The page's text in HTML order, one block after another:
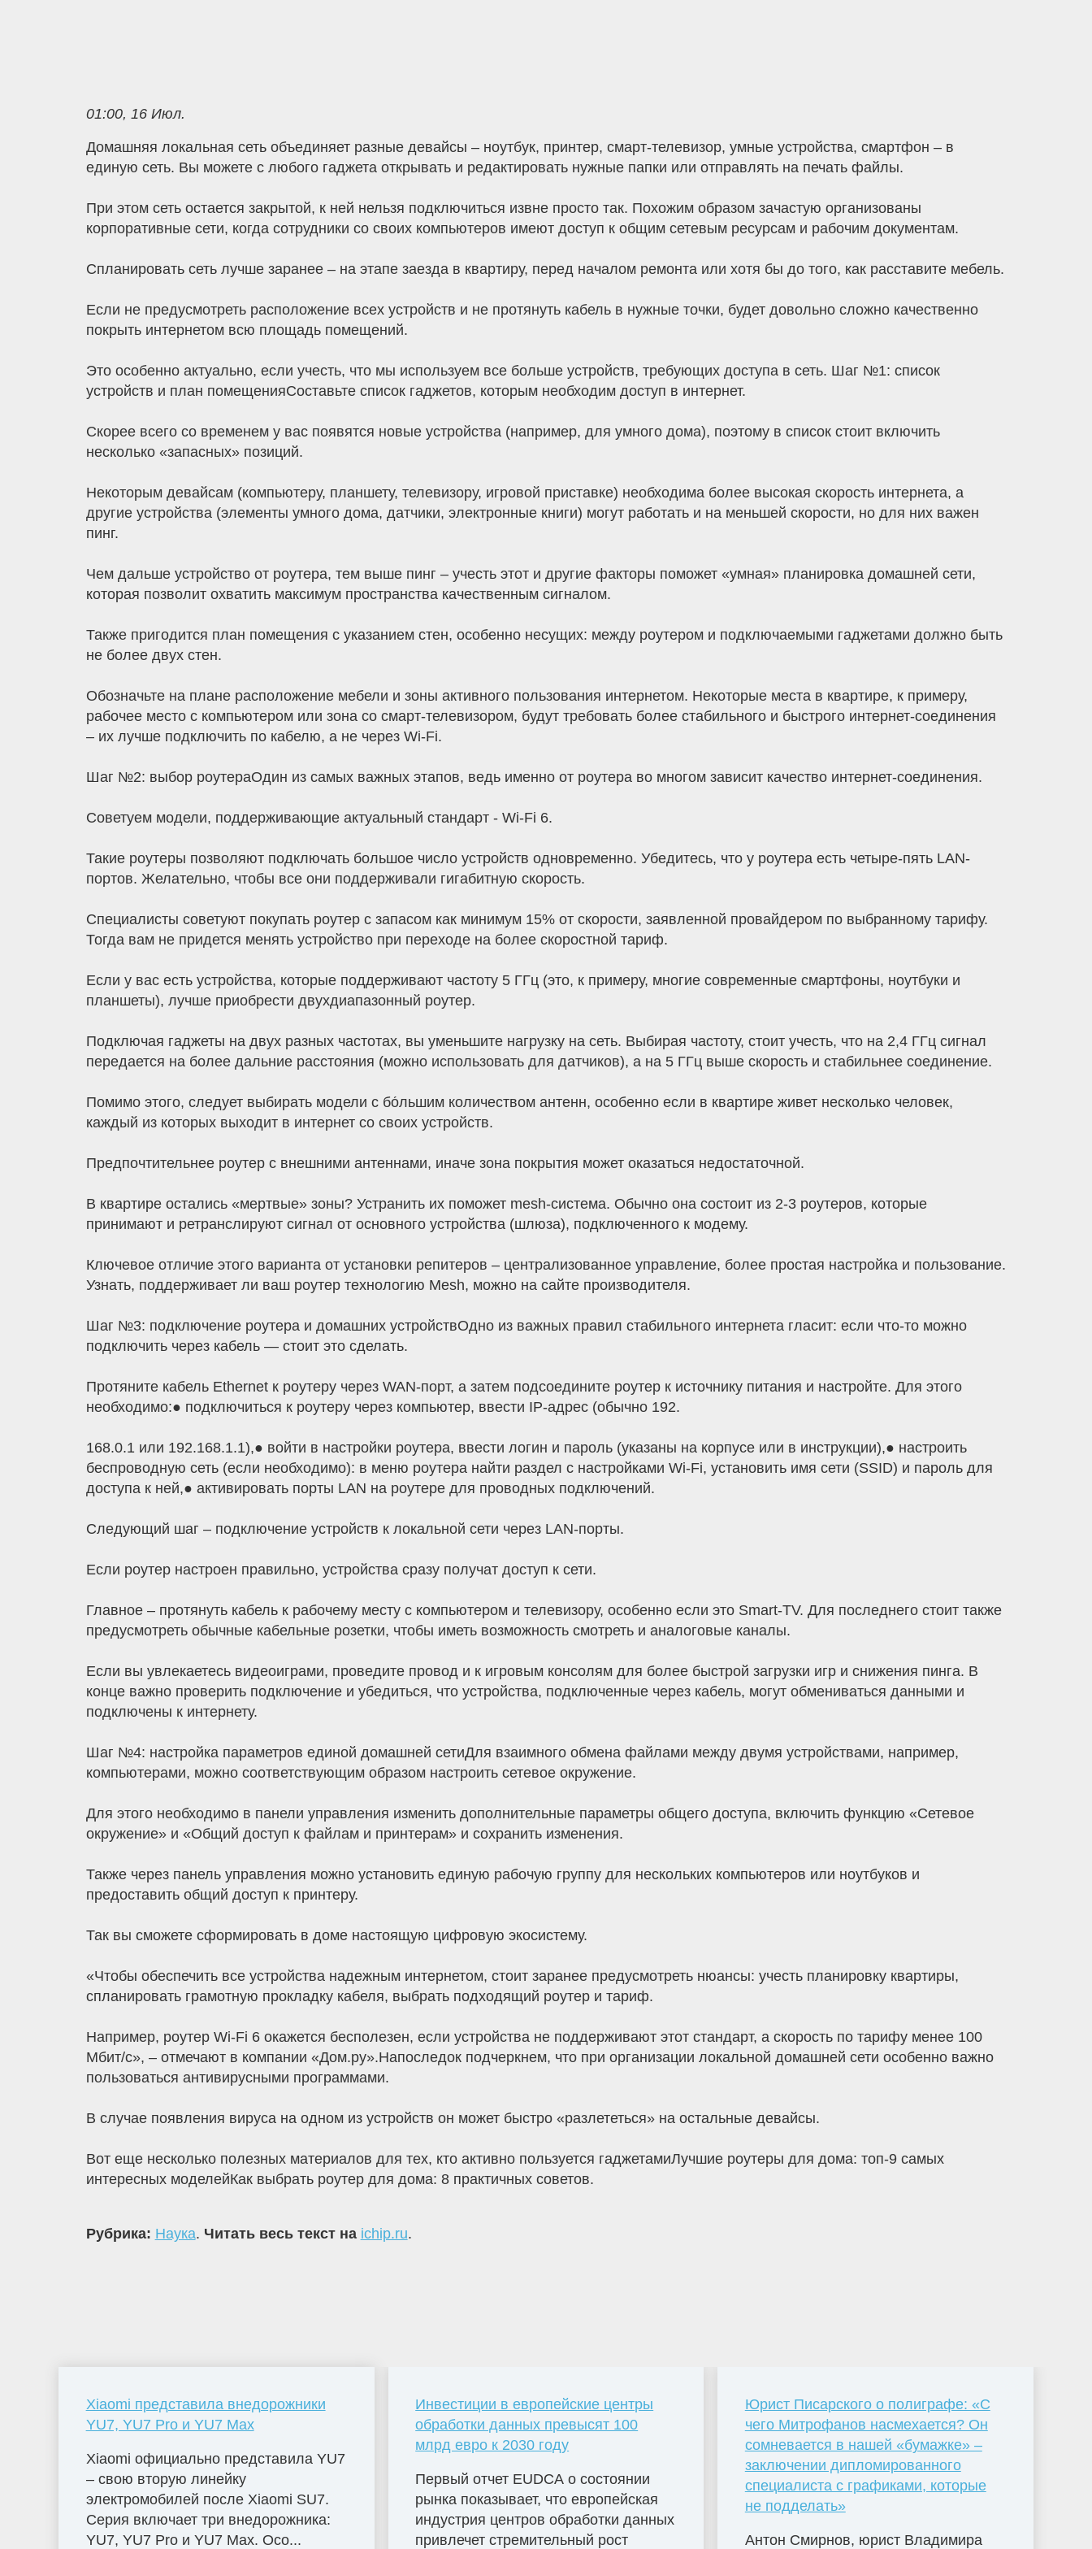
01:00, 16 Июл.
Домашняя локальная сеть объединяет разные девайсы – ноутбук, принтер, смарт-телевизор, умные устройства, смартфон – в
единую сеть. Вы можете с любого гаджета открывать и редактировать нужные папки или отправлять на печать файлы.
При этом сеть остается закрытой, к ней нельзя подключиться извне просто так. Похожим образом зачастую организованы
корпоративные сети, когда сотрудники со своих компьютеров имеют доступ к общим сетевым ресурсам и рабочим документам.
Спланировать сеть лучше заранее – на этапе заезда в квартиру, перед началом ремонта или хотя бы до того, как расставите мебель.
Если не предусмотреть расположение всех устройств и не протянуть кабель в нужные точки, будет довольно сложно качественно
покрыть интернетом всю площадь помещений.
Это особенно актуально, если учесть, что мы используем все больше устройств, требующих доступа в сеть. Шаг №1: список
устройств и план помещенияСоставьте список гаджетов, которым необходим доступ в интернет.
Скорее всего со временем у вас появятся новые устройства (например, для умного дома), поэтому в список стоит включить
несколько «запасных» позиций.
Некоторым девайсам (компьютеру, планшету, телевизору, игровой приставке) необходима более высокая скорость интернета, а
другие устройства (элементы умного дома, датчики, электронные книги) могут работать и на меньшей скорости, но для них важен
пинг.
Чем дальше устройство от роутера, тем выше пинг – учесть этот и другие факторы поможет «умная» планировка домашней сети,
которая позволит охватить максимум пространства качественным сигналом.
Также пригодится план помещения с указанием стен, особенно несущих: между роутером и подключаемыми гаджетами должно быть
не более двух стен.
Обозначьте на плане расположение мебели и зоны активного пользования интернетом. Некоторые места в квартире, к примеру,
рабочее место с компьютером или зона со смарт-телевизором, будут требовать более стабильного и быстрого интернет-соединения
– их лучше подключить по кабелю, а не через Wi-Fi.
Шаг №2: выбор роутераОдин из самых важных этапов, ведь именно от роутера во многом зависит качество интернет-соединения.
Советуем модели, поддерживающие актуальный стандарт - Wi-Fi 6.
Такие роутеры позволяют подключать большое число устройств одновременно. Убедитесь, что у роутера есть четыре-пять LAN-
портов. Желательно, чтобы все они поддерживали гигабитную скорость.
Специалисты советуют покупать роутер с запасом как минимум 15% от скорости, заявленной провайдером по выбранному тарифу.
Тогда вам не придется менять устройство при переходе на более скоростной тариф.
Если у вас есть устройства, которые поддерживают частоту 5 ГГц (это, к примеру, многие современные смартфоны, ноутбуки и
планшеты), лучше приобрести двухдиапазонный роутер.
Подключая гаджеты на двух разных частотах, вы уменьшите нагрузку на сеть. Выбирая частоту, стоит учесть, что на 2,4 ГГц сигнал
передается на более дальние расстояния (можно использовать для датчиков), а на 5 ГГц выше скорость и стабильнее соединение.
Помимо этого, следует выбирать модели с бо́льшим количеством антенн, особенно если в квартире живет несколько человек,
каждый из которых выходит в интернет со своих устройств.
Предпочтительнее роутер с внешними антеннами, иначе зона покрытия может оказаться недостаточной.
В квартире остались «мертвые» зоны? Устранить их поможет mesh-система. Обычно она состоит из 2-3 роутеров, которые
принимают и ретранслируют сигнал от основного устройства (шлюза), подключенного к модему.
Ключевое отличие этого варианта от установки репитеров – централизованное управление, более простая настройка и пользование.
Узнать, поддерживает ли ваш роутер технологию Mesh, можно на сайте производителя.
Шаг №3: подключение роутера и домашних устройствОдно из важных правил стабильного интернета гласит: если что-то можно
подключить через кабель — стоит это сделать.
Протяните кабель Ethernet к роутеру через WAN-порт, а затем подсоедините роутер к источнику питания и настройте. Для этого
необходимо:● подключиться к роутеру через компьютер, ввести IP-адрес (обычно 192.
168.0.1 или 192.168.1.1),● войти в настройки роутера, ввести логин и пароль (указаны на корпусе или в инструкции),● настроить
беспроводную сеть (если необходимо): в меню роутера найти раздел с настройками Wi-Fi, установить имя сети (SSID) и пароль для
доступа к ней,● активировать порты LAN на роутере для проводных подключений.
Следующий шаг – подключение устройств к локальной сети через LAN-порты.
Если роутер настроен правильно, устройства сразу получат доступ к сети.
Главное – протянуть кабель к рабочему месту с компьютером и телевизору, особенно если это Smart-TV. Для последнего стоит также
предусмотреть обычные кабельные розетки, чтобы иметь возможность смотреть и аналоговые каналы.
Если вы увлекаетесь видеоиграми, проведите провод и к игровым консолям для более быстрой загрузки игр и снижения пинга. В
конце важно проверить подключение и убедиться, что устройства, подключенные через кабель, могут обмениваться данными и
подключены к интернету.
Шаг №4: настройка параметров единой домашней сетиДля взаимного обмена файлами между двумя устройствами, например,
компьютерами, можно соответствующим образом настроить сетевое окружение.
Для этого необходимо в панели управления изменить дополнительные параметры общего доступа, включить функцию «Сетевое
окружение» и «Общий доступ к файлам и принтерам» и сохранить изменения.
Также через панель управления можно установить единую рабочую группу для нескольких компьютеров или ноутбуков и
предоставить общий доступ к принтеру.
Так вы сможете сформировать в доме настоящую цифровую экосистему.
«Чтобы обеспечить все устройства надежным интернетом, стоит заранее предусмотреть нюансы: учесть планировку квартиры,
спланировать грамотную прокладку кабеля, выбрать подходящий роутер и тариф.
Например, роутер Wi-Fi 6 окажется бесполезен, если устройства не поддерживают этот стандарт, а скорость по тарифу менее 100
Мбит/c», – отмечают в компании «Дом.ру».Напоследок подчеркнем, что при организации локальной домашней сети особенно важно
пользоваться антивирусными программами.
В случае появления вируса на одном из устройств он может быстро «разлететься» на остальные девайсы.
Вот еще несколько полезных материалов для тех, кто активно пользуется гаджетамиЛучшие роутеры для дома: топ-9 самых
интересных моделейКак выбрать роутер для дома: 8 практичных советов.
Рубрика: Наука. Читать весь текст на ichip.ru.
Xiaomi представила внедорожники
YU7, YU7 Pro и YU7 Max
Xiaomi официально представила YU7
– свою вторую линейку
электромобилей после Xiaomi SU7.
Серия включает три внедорожника:
YU7, YU7 Pro и YU7 Max. Осо...
Инвестиции в европейские центры
обработки данных превысят 100
млрд евро к 2030 году
Первый отчет EUDCA о состоянии
рынка показывает, что европейская
индустрия центров обработки данных
привлечет стремительный рост
Юрист Писарского о полиграфе: «С
чего Митрофанов насмехается? Он
сомневается в нашей «бумажке» –
заключении дипломированного
специалиста с графиками, которые
не подделать»
Антон Смирнов, юрист Владимира